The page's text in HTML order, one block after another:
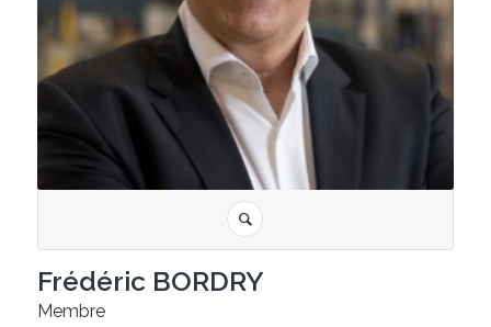
Frédéric BORDRY
Membre